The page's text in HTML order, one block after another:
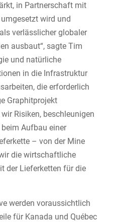
in Partnerschaft mit
wird und
verlässlicher globaler
ausbaut“, sagte Tim
und natürliche
in die Infrastruktur
die erforderlich
Graphitprojekt
Risiken, beschleunigen
Aufbau einer
– von der Mine
die wirtschaftliche
der Lieferketten für die
werden voraussichtlich
für Kanada und Québec